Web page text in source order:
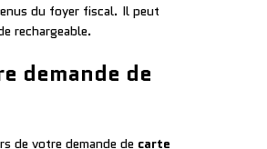
du foyer fiscal. Il peut
rechargeable.
demande de
de votre demande de carte